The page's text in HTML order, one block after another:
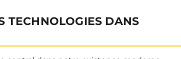
TECHNOLOGIES DANS